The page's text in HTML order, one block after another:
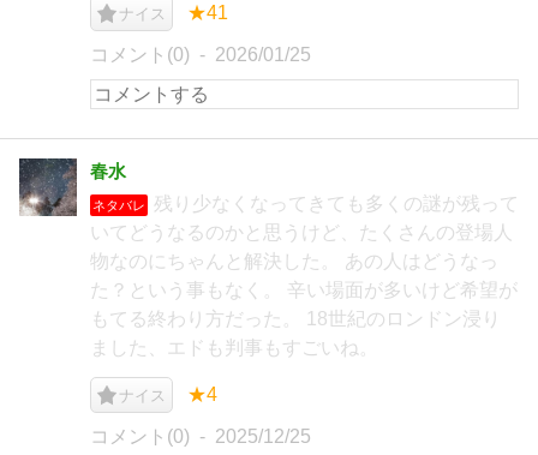
ナイス ★41
コメント(0) 2026/01/25
春水
ネタバレ
残り少なくなってきても多くの謎が残って
いてどうなるのかと思うけど、たくさんの登場人
物なのにちゃんと解決した。 あの人はどうなっ
た？という事もなく。 辛い場面が多いけど希望が
もてる終わり方だった。 18世紀のロンドン浸り
ました、エドも判事もすごいね。
ナイス ★4
コメント(0) 2025/12/25